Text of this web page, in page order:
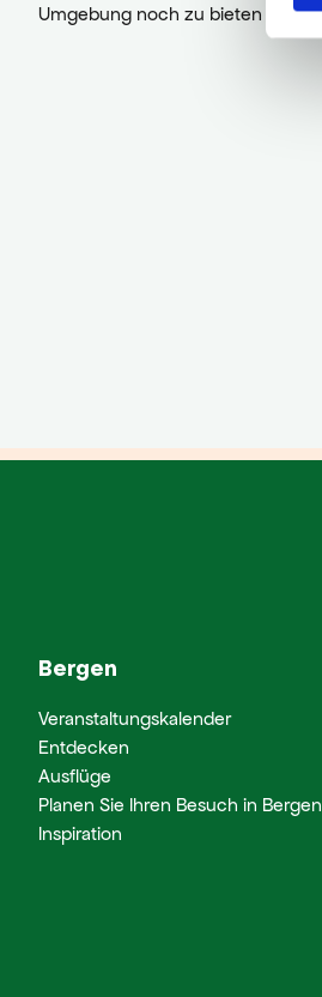
Umgebung noch zu bieten hat.
Bergen
Veranstaltungskalender
Entdecken
Ausflüge
Planen Sie Ihren Besuch in Bergen
Inspiration